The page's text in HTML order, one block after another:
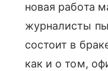
новая работа
журналисты
состоит в
как и о том,